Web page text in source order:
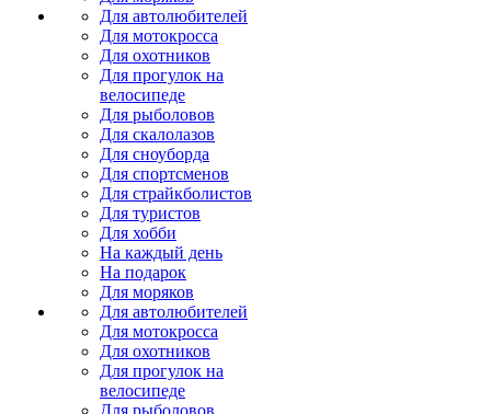
Для автолюбителей
Для мотокросса
Для охотников
Для прогулок на
велосипеде
Для рыболовов
Для скалолазов
Для сноуборда
Для спортсменов
Для страйкболистов
Для туристов
Для хобби
На каждый день
На подарок
Для моряков
Для автолюбителей
Для мотокросса
Для охотников
Для прогулок на
велосипеде
Для рыболовов